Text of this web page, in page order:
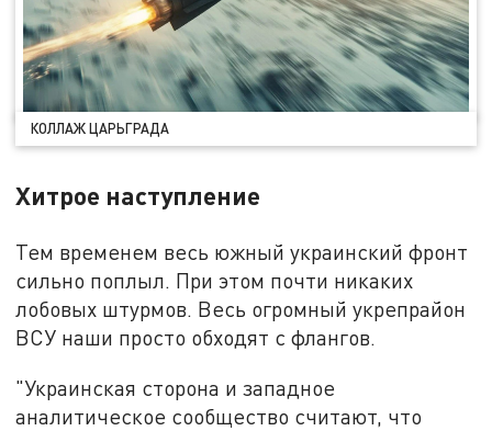
КОЛЛАЖ ЦАРЬГРАДА
Хитрое наступление
Тем временем весь южный украинский фронт
сильно поплыл. При этом почти никаких
лобовых штурмов. Весь огромный укрепрайон
ВСУ наши просто обходят с флангов.
"Украинская сторона и западное
аналитическое сообщество считают, что